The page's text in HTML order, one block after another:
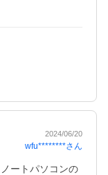
うどいいサイズ
フワフワの生地
2024/06/20
wfu********さん
ートパソコンの